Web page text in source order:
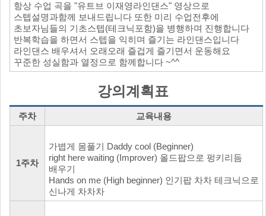
항상 수업 곡을 "유트브 이재영라인댄스" 영상으로
스텝설명과함께 보내드립니다 또한 미리 수업전후에
초보자님들의 기초스텝(테크닉포함)을 병행하며 진행합니다
반복학습을 하면서 스텝을 익히며 즐기는 라인댄스입니다
라인댄스 배우셔서 오래오래 즐겁게 즐기면서 운동해요
꾸준한 성실함과 열정으로 함께합니다 ~^^
강의계획표
주차 교육내용
1주차
가볍게 몸풀기 Daddy cool (Beginner)
right here waiting (Improver) 올드팝으로 펑키리듬
배우기
Hands on me (High beginner) 인기팝 차차 테크닉으로
신나게 차차차